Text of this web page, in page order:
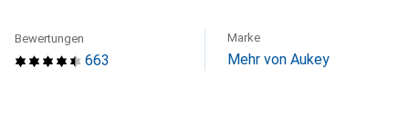
663
Bewertungen Marke
Mehr von Aukey